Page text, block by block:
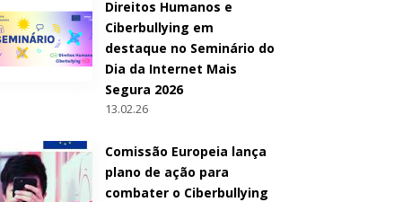
Direitos Humanos e
Ciberbullying em
destaque no Seminário do
Dia da Internet Mais
Segura 2026
13.02.26
Comissão Europeia lança
plano de ação para
combater o Ciberbullying